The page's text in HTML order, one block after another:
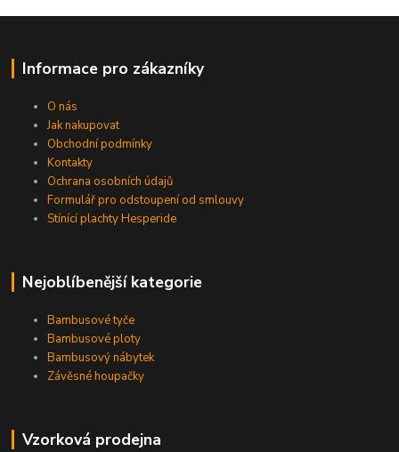
Informace pro zákazníky
O nás
Jak nakupovat
Obchodní podmínky
Kontakty
Ochrana osobních údajů
Formulář pro odstoupení od smlouvy
Stínící plachty Hesperide
Nejoblíbenější kategorie
Bambusové tyče
Bambusové ploty
Bambusový nábytek
Závěsné houpačky
Vzorková prodejna